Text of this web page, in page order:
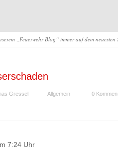
„Feuerwehr Blog“ immer auf dem neuesten
Gressel Allgemein 0
7:24 Uhr